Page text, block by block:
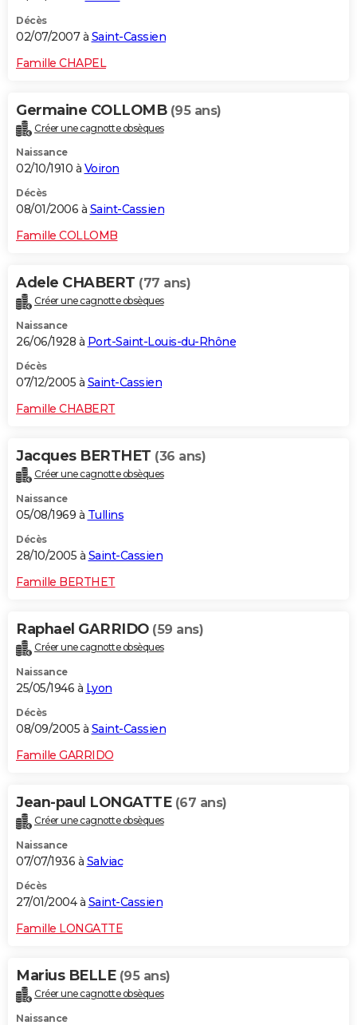
Décès
02/07/2007 à Saint-Cassien
Famille CHAPEL
Germaine COLLOMB (95 ans)
Créer une cagnotte obsèques
Naissance
02/10/1910 à Voiron
Décès
08/01/2006 à Saint-Cassien
Famille COLLOMB
Adele CHABERT (77 ans)
Créer une cagnotte obsèques
Naissance
26/06/1928 à Port-Saint-Louis-du-Rhône
Décès
07/12/2005 à Saint-Cassien
Famille CHABERT
Jacques BERTHET (36 ans)
Créer une cagnotte obsèques
Naissance
05/08/1969 à Tullins
Décès
28/10/2005 à Saint-Cassien
Famille BERTHET
Raphael GARRIDO (59 ans)
Créer une cagnotte obsèques
Naissance
25/05/1946 à Lyon
Décès
08/09/2005 à Saint-Cassien
Famille GARRIDO
Jean-paul LONGATTE (67 ans)
Créer une cagnotte obsèques
Naissance
07/07/1936 à Salviac
Décès
27/01/2004 à Saint-Cassien
Famille LONGATTE
Marius BELLE (95 ans)
Créer une cagnotte obsèques
Naissance